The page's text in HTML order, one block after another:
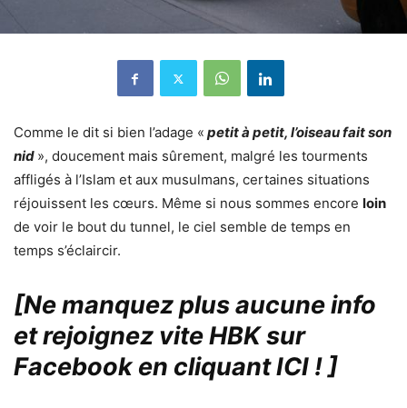
Comme le dit si bien l’adage « petit à petit, l’oiseau fait son
nid », doucement mais sûrement, malgré les tourments
affligés à l’Islam et aux musulmans, certaines situations
réjouissent les cœurs. Même si nous sommes encore loin
de voir le bout du tunnel, le ciel semble de temps en
temps s’éclaircir.
[Ne manquez plus aucune info
et rejoignez vite HBK sur
Facebook en cliquant ICI !]